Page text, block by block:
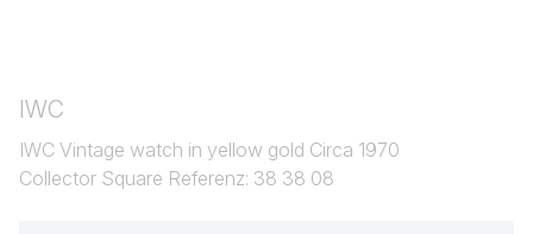
IWC
IWC Vintage watch in yellow gold Circa 1970
Collector Square Referenz: 38 38 08